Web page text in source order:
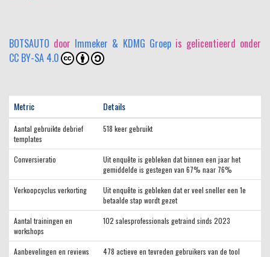
BOTSAUTO door Immeker & KDMG Groepis gelicentieerd onder
CC BY-SA 4.0
Metric Details
Aantal gebruikte debrief
templates
518 keer gebruikt
Conversieratio
Uit enquête is gebleken dat binnen een jaar het
gemiddelde is gestegen van 67% naar 76%
Verkoopcyclus verkorting
Uit enquête is gebleken dat er veel sneller een 1e
betaalde stap wordt gezet
Aantal trainingen en
workshops
102 salesprofessionals getraind sinds 2023
Aanbevelingen en reviews
478 actieve en tevreden gebruikers van de tool